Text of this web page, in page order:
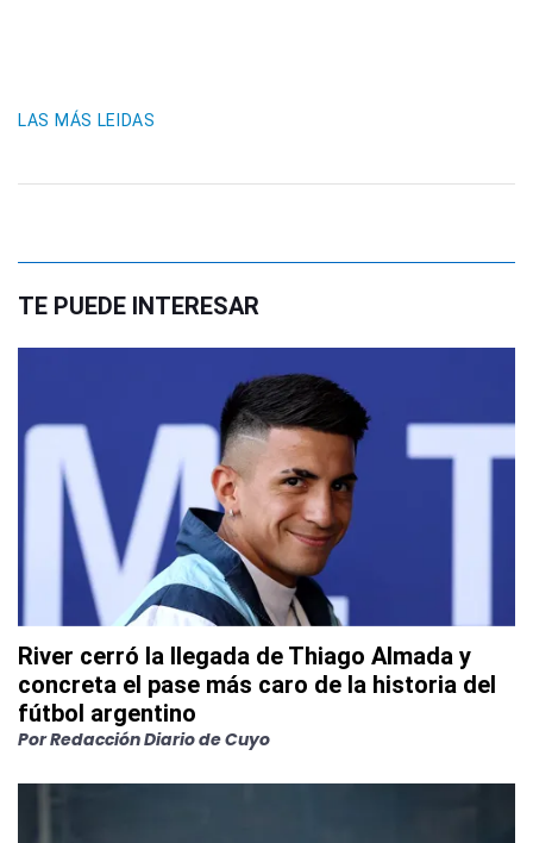
LAS MÁS LEIDAS
TE PUEDE INTERESAR
River cerró la llegada de Thiago Almada y
concreta el pase más caro de la historia del
fútbol argentino
PorRedacción Diario de Cuyo